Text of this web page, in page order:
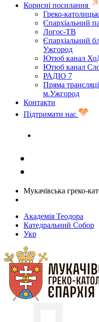
Корисні посилання
Греко-
Єпархіальний
Логос-ТВ
Єпархіальний
Ужгород
Ютюб канал
Ютюб канал
РАДІО 7
Пряма
м.Ужгород
Контакти
Підтримати нас
Мукачівська греко-
Академія Теодора
Катедральний Собор
Укр